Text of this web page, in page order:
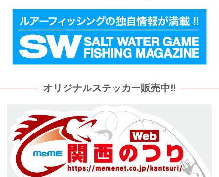
オリジナルステッカー販売中!!